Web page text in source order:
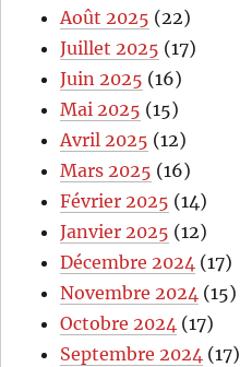
Août 2025 (22)
Juillet 2025 (17)
Juin 2025 (16)
Mai 2025 (15)
Avril 2025 (12)
Mars 2025 (16)
Février 2025 (14)
Janvier 2025 (12)
Décembre 2024 (17)
Novembre 2024 (15)
Octobre 2024 (17)
Septembre 2024 (17)